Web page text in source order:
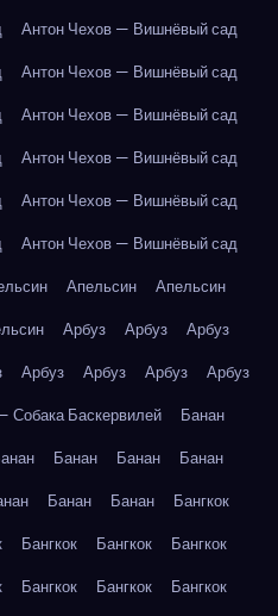
Антон Чехов — Вишнёвый сад
Антон Чехов — Вишнёвый сад
Антон Чехов — Вишнёвый сад
Антон Чехов — Вишнёвый сад
Антон Чехов — Вишнёвый сад
Антон Чехов — Вишнёвый сад
Апельсин
Апельсин
Арбуз Арбуз
Арбуз
Арбуз Арбуз Арбуз
Арбуз
Собака Баскервилей
Банан
Банан Банан
Банан
Банан Банан
Бангкок
Бангкок Бангкок
Бангкок
Бангкок Бангкок Бангкок